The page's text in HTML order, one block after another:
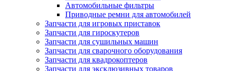
Автомобильные фильтры
Приводные ремни для автомобилей
Запчасти для игровых приставок
Запчасти для гироскутеров
Запчасти для сушильных машин
Запчасти для сварочного оборудования
Запчасти для квадрокоптеров
Запчасти для эксклюзивных товаров